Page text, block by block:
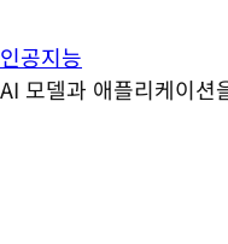
인공지능
AI 모델과 애플리케이션